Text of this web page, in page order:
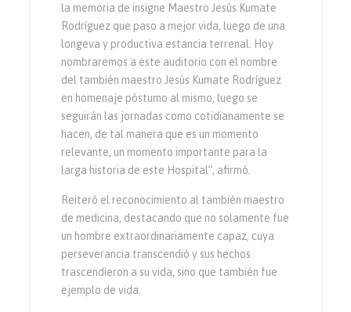
la memoria de insigne Maestro Jesús Kumate
Rodríguez que paso a mejor vida, luego de una
longeva y productiva estancia terrenal. Hoy
nombraremos a este auditorio con el nombre
del también maestro Jesús Kumate Rodríguez
en homenaje póstumo al mismo, luego se
seguirán las jornadas como cotidianamente se
hacen, de tal manera que es un momento
relevante, un momento importante para la
larga historia de este Hospital”, afirmó.
Reiteró el reconocimiento al también maestro
de medicina, destacando que no solamente fue
un hombre extraordinariamente capaz, cuya
perseverancia transcendió y sus hechos
trascendieron a su vida, sino que también fue
ejemplo de vida.